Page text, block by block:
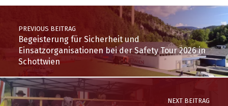
PREVIOUS BEITRAG
Begeisterung für Sicherheit und
Einsatzorganisationen bei der Safety Tour 2026 in
Schottwien
NEXT BEITRAG